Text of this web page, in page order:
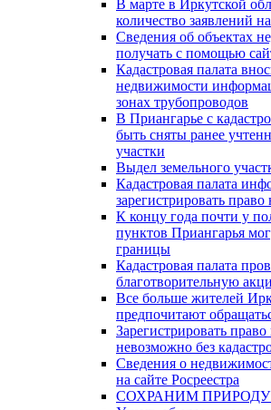
В марте в Иркутской
количество заявлений
Сведения об объектах
получать с помощью
Кадастровая палата
недвижимости
зонах трубопроводов
В Приангарье с
быть сняты ранее
участки
Выдел земельного
Кадастровая палата
зарегистрировать
К концу года почти у
пунктов Приангарья
границы
Кадастровая палата
благотворительную
Все больше жителей
предпочитают
Зарегистрировать
невозможно без
Сведения о
на сайте Росреестра
СОХРАНИМ